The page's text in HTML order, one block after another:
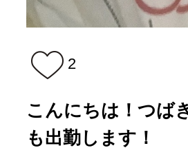
2
こんにちは！つば
も出勤します！